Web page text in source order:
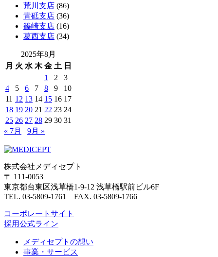
荒川支店 (86)
青砥支店 (36)
篠崎支店 (16)
葛西支店 (34)
2025年8月
月 火 水 木 金 土 日
1
2
3
4
5 6 7 8 9
10
11 12 13 14 15 16 17
18 19 20 21 22 23 24
25 26 27 28 29 30 31
« 7月
9月 »
株式会社メディセプト
〒 111-0053
東京都台東区浅草橋1-9-12 浅草橋駅前ビル6F
TEL. 03-5809-1761 FAX. 03-5809-1766
コーポレートサイト
採用公式ライン
メディセプトの想い
事業・サービス